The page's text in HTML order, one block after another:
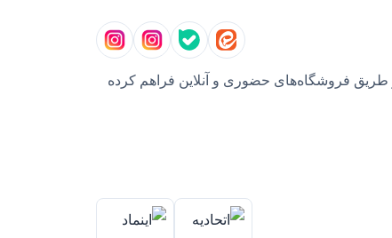
طریق فروشگاه‌های حضوری و آنلاین فراهم کرده